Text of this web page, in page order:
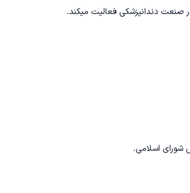
اسلامی.